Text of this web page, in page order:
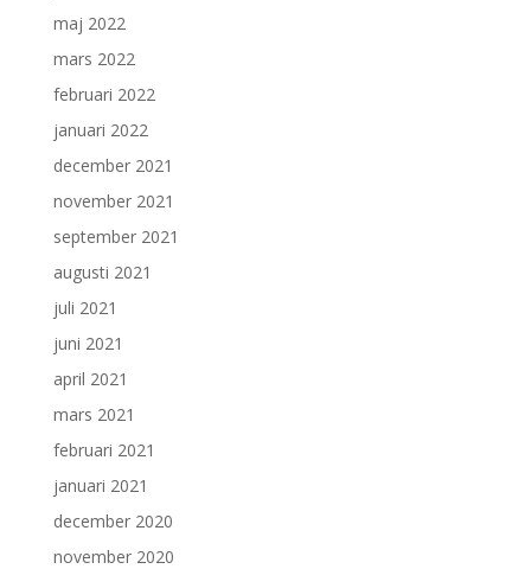
maj 2022
mars 2022
februari 2022
januari 2022
december 2021
november 2021
september 2021
augusti 2021
juli 2021
juni 2021
april 2021
mars 2021
februari 2021
januari 2021
december 2020
november 2020